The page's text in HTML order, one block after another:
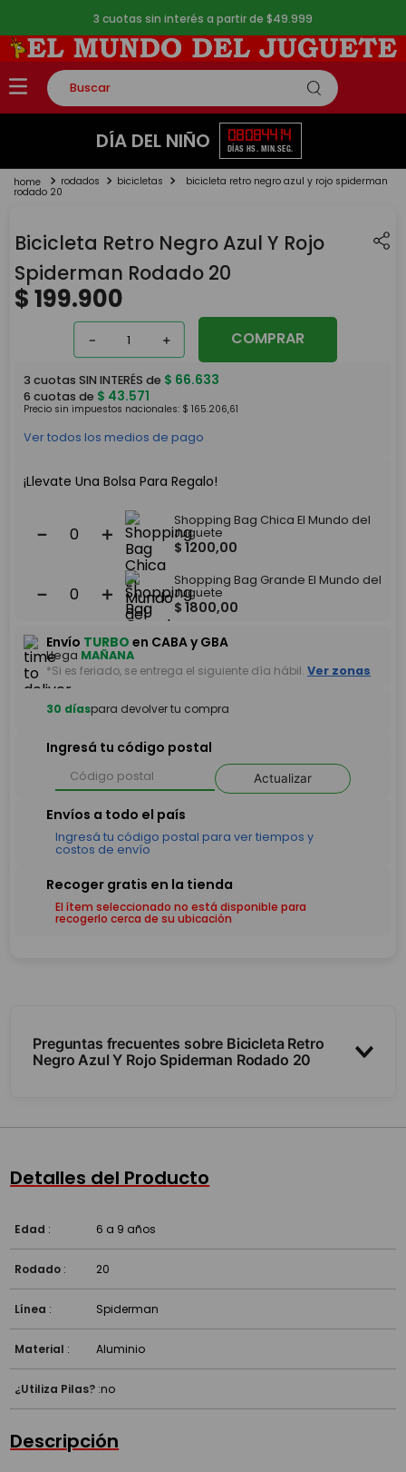
3 cuotas sin interés a partir de $49.999
Buscar
TÉRMINOS MÁS BUSCADOS
2.
lego
4.
monopatin
5. toy story
DÍA DEL NIÑO 08
DÍAS
08
HS.
44
MIN.
13
SEG.
rodados bicicletas bicicleta retro negro azul y rojo spiderman
rodado 20
Bicicleta Retro Negro Azul Y Rojo
Spiderman Rodado 20
$199.900
＋
－ COMPRAR
3 cuotas SIN INTERÉS de $ 66.633
6 cuotas de $ 43.571
Precio sin impuestos nacionales: $ 165.206,61
Ver todos los medios de pago
¡Llevate Una Bolsa Para Regalo!
＋
－
Shopping Bag Chica El Mundo del
Juguete
$ 1200,00
＋
－
Shopping Bag Grande El Mundo del
Juguete
$ 1800,00
Envío TURBO en CABA y GBA
Llega MAÑANA
*Si es feriado, se entrega el siguiente día hábil. Ver zonas
30 díaspara devolver tu compra
Ingresá tu código postal
Actualizar
El ítem seleccionado no está disponible para
recogerlo cerca de su ubicación
Preguntas frecuentes sobre Bicicleta Retro
Negro Azul Y Rojo Spiderman Rodado 20
¿Viene armada?
Detalles del Producto
Edad : 6 a 9 años
Rodado : 20
Línea : Spiderman
Material : Aluminio
¿Utiliza Pilas? :no
Descripción